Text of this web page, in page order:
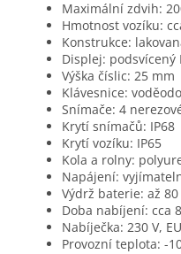
Maximální zdvih:
Hmotnost vozíku:
Konstrukce:
Displej: podsvícený
Výška číslic: 25 mm
Klávesnice:
Snímače: 4
Krytí snímačů: IP68
Krytí vozíku: IP65
Kola a rolny:
Napájení:
Výdrž baterie: až
Doba nabíjení: cca
Nabíječka: 230 V,
Provozní teplota: -